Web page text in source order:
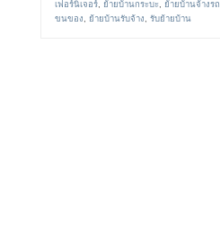
เฟอร์นิเจอร์, ย้ายบ้านกระบะ,
ย้ายบ้านจ้างรถ
ขนของ
ย้ายบ้านรับจ้าง รับย้ายบ้าน